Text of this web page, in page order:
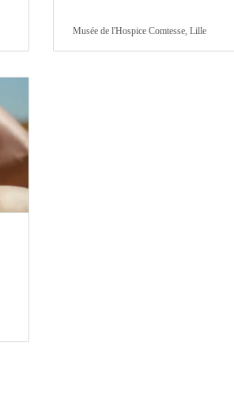
Musée de l'Hospice Comtesse, Lille